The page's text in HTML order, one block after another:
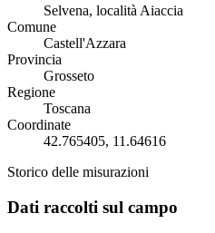
Selvena, località Aiaccia
Comune
Castell'Azzara
Provincia
Grosseto
Regione
Toscana
Coordinate
42.765405, 11.64616
Storico delle misurazioni
Dati raccolti sul campo